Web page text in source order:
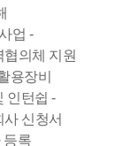
업 -
의체 지원
용장비
인턴쉽 -
신청서
등록